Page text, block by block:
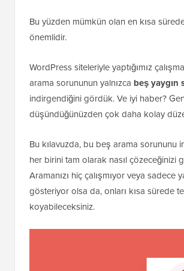
Bu yüzden mümkün olan en kısa
önemlidir.
WordPress siteleriyle yaptığımız
arama sorununun yalnızca beş yaygın
indirgendiğini gördük. Ve iyi haber?
düşündüğünüzden çok daha kolay
Bu kılavuzda, bu beş arama sorununu
her birini tam olarak nasıl çözeceğinizi
Aramanızı hiç çalışmıyor veya sadece
gösteriyor olsa da, onları kısa sürede
koyabileceksiniz.